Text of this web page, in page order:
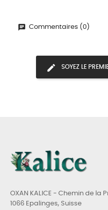
Commentaires (0)
SOYEZ LE
OXAN KALICE - Chemin de la
1066 Epalinges, Suisse